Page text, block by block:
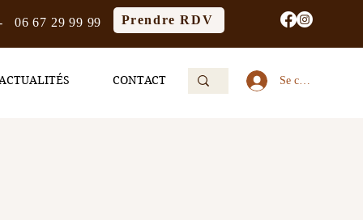
Prendre RDV
06 67 29 99 99
Se connecter
ACTUALITÉS CONTACT